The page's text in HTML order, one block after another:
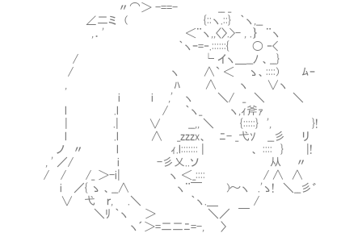
〃⌒＞ -==- __ _
∠二ミ ( {::ヽ.::} ｀ヽ,__
,．' ＜¨ヽ,,〈〉.>- , .｝ ¨ヽ
｀ヽｰ=‐.::::::{ 〇 ‐<
/ └ イヽ＿__ﾉ 、__}
/ ヽ ∧` ＜ ゝ、::::) ﾑｰ
, ﾊ ∧ ヽ ∨ヽ
i i ,' ヽ ＼/ _ ＼ ＼
l .l / ｀ヽ_ ヽ,ｨ斧ｧ
| .| ∨ __,, ＼ {:::::} ', }! いえ、ペコ
l .l ∧ _zzzx、 ﾆ- _弋ｿ __彡 リ
ノ 〃 l ｨ.l::::::: | 、 :::: } |! 奴隷さんには奴
, ' ／/ i -彡乂..ソ 从 〃
/ / /_ ＞-i| ヽ ＜_:::: / ∧ ∧ なので、奴隷さんにお
i ／{ ゝ 、__∧ ヽ¨￣ )～ヽ .'ゝ! ＼__彡゛
∨ 弋 ｒ, .＼ ｀ヽ.＿ /
＼ﾘ ｀ヽ ＞ ＼／ ￣
ヽ´＞=二二ﾆ=-, 〉